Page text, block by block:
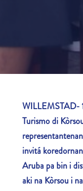
WILLEMSTAD-
Turismo di
invitá
Aruba pa bin i
aki na Kòrsou i